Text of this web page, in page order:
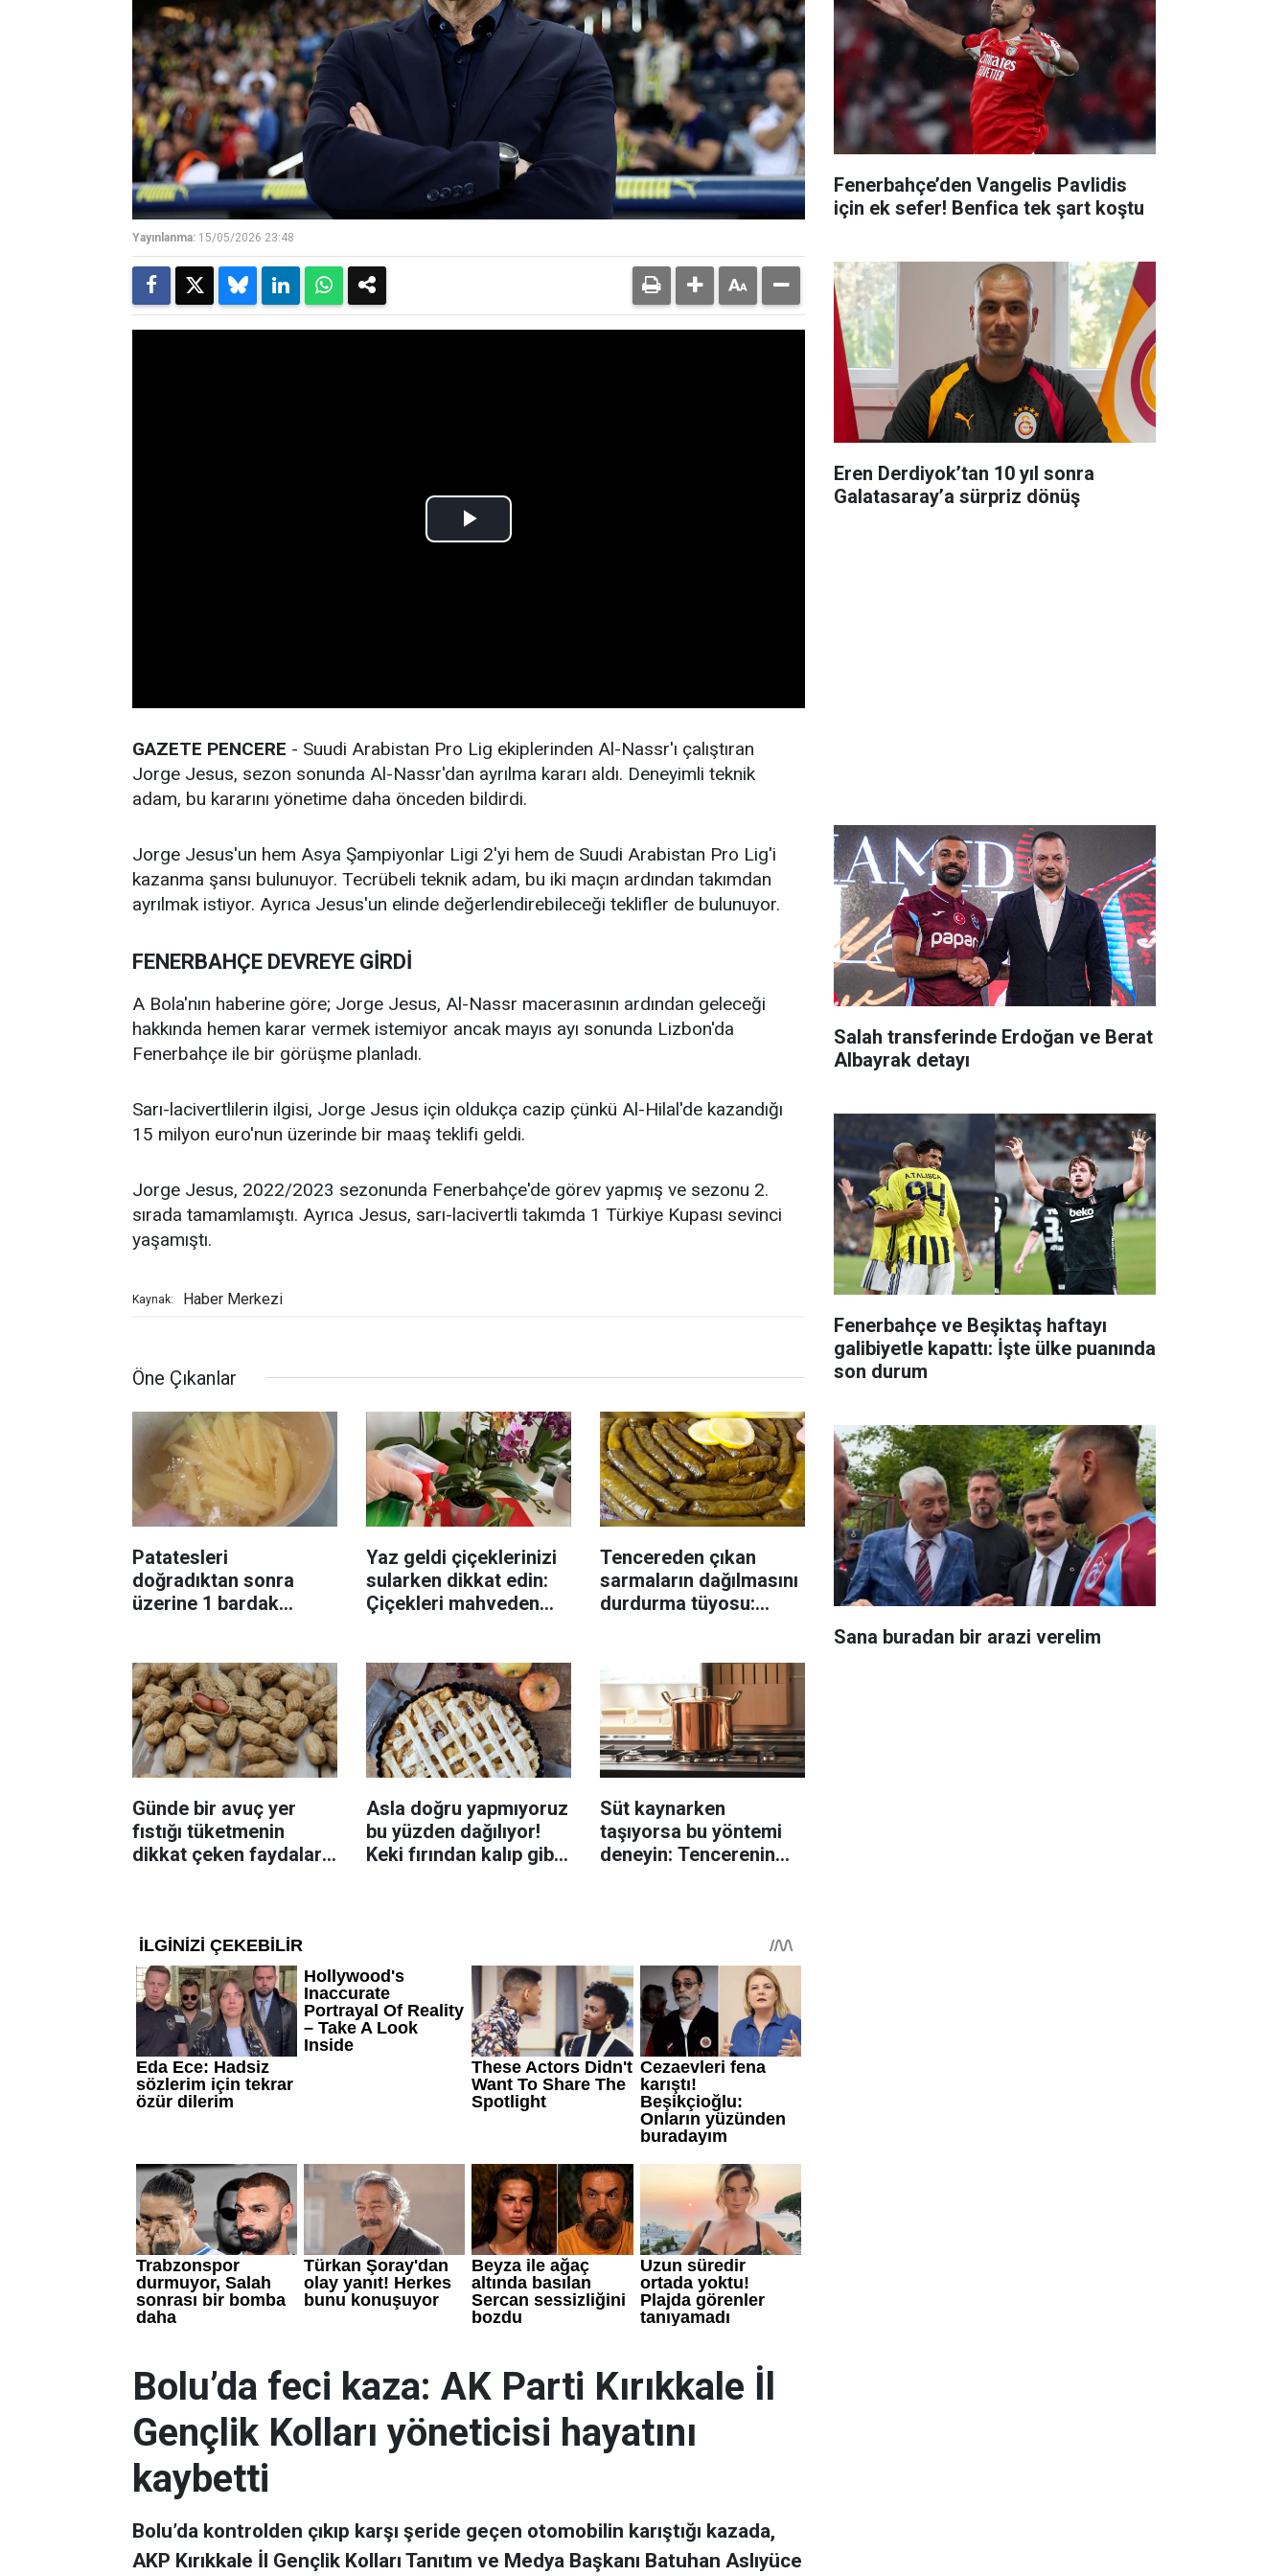
Yayınlanma: 15/05/2026 23:48
GAZETE PENCERE - Suudi Arabistan Pro Lig ekiplerinden Al-Nassr'ı çalıştıran
Jorge Jesus, sezon sonunda Al-Nassr'dan ayrılma kararı aldı. Deneyimli teknik
adam, bu kararını yönetime daha önceden bildirdi.
Jorge Jesus'un hem Asya Şampiyonlar Ligi 2'yi hem de Suudi Arabistan Pro Lig'i
kazanma şansı bulunuyor. Tecrübeli teknik adam, bu iki maçın ardından takımdan
ayrılmak istiyor. Ayrıca Jesus'un elinde değerlendirebileceği teklifler de bulunuyor.
FENERBAHÇE DEVREYE GİRDİ
A Bola'nın haberine göre; Jorge Jesus, Al-Nassr macerasının ardından geleceği
hakkında hemen karar vermek istemiyor ancak mayıs ayı sonunda Lizbon'da
Fenerbahçe ile bir görüşme planladı.
Sarı-lacivertlilerin ilgisi, Jorge Jesus için oldukça cazip çünkü Al-Hilal'de kazandığı
15 milyon euro'nun üzerinde bir maaş teklifi geldi.
Jorge Jesus, 2022/2023 sezonunda Fenerbahçe'de görev yapmış ve sezonu 2.
sırada tamamlamıştı. Ayrıca Jesus, sarı-lacivertli takımda 1 Türkiye Kupası sevinci
yaşamıştı.
Kaynak: Haber Merkezi
Öne Çıkanlar
Patatesleri
doğradıktan sonra
üzerine 1 bardak
Yaz geldi çiçeklerinizi
sularken dikkat edin:
Çiçekleri mahveden
Tencereden çıkan
sarmaların dağılmasını
durdurma tüyosu:
Günde bir avuç yer
fıstığı tüketmenin
dikkat çeken faydaları:
Asla doğru yapmıyoruz
bu yüzden dağılıyor!
Keki fırından kalıp gibi
Süt kaynarken
taşıyorsa bu yöntemi
deneyin: Tencerenin
Fenerbahçe’den Vangelis Pavlidis
için ek sefer! Benfica tek şart koştu
Eren Derdiyok’tan 10 yıl sonra
Galatasaray’a sürpriz dönüş
Salah transferinde Erdoğan ve Berat
Albayrak detayı
Fenerbahçe ve Beşiktaş haftayı
galibiyetle kapattı: İşte ülke puanında
son durum
Sana buradan bir arazi verelim
Bolu’da feci kaza: AK Parti Kırıkkale İl
Gençlik Kolları yöneticisi hayatını
kaybetti
Bolu’da kontrolden çıkıp karşı şeride geçen otomobilin karıştığı kazada,
AKP Kırıkkale İl Gençlik Kolları Tanıtım ve Medya Başkanı Batuhan Aslıyüce